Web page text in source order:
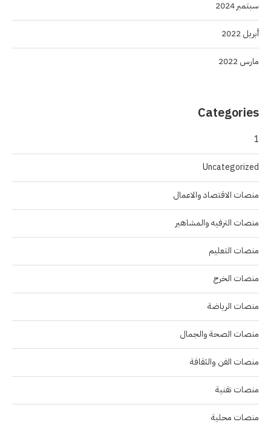
سبتمبر 2024
أبريل 2022
مارس 2022
Categories
1
Uncategorized
منصات الاقتصاد والاعمال
منصات الترفيه والمشاهير
منصات التعليم
منصات الخرج
منصات الرياضة
منصات الصحة والجمال
منصات الفن والثقافة
منصات تقنية
منصات محلية